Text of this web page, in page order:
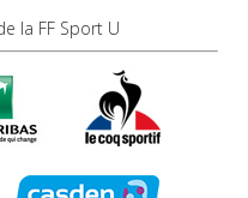
la FF Sport U